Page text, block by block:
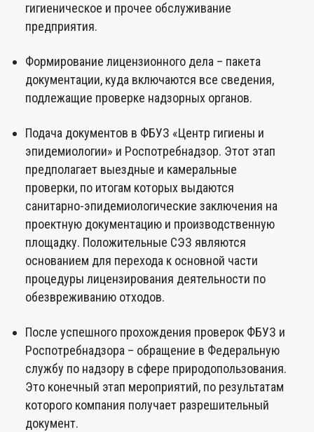
гигиеническое и прочее обслуживание
предприятия.
Формирование лицензионного дела – пакета
документации, куда включаются все сведения,
подлежащие проверке надзорных органов.
Подача документов в ФБУЗ «Центр гигиены и
эпидемиологии» и Роспотребнадзор. Этот этап
предполагает выездные и камеральные
проверки, по итогам которых выдаются
санитарно-эпидемиологические заключения на
проектную документацию и производственную
площадку. Положительные СЭЗ являются
основанием для перехода к основной части
процедуры лицензирования деятельности по
обезвреживанию отходов.
После успешного прохождения проверок ФБУЗ и
Роспотребнадзора – обращение в Федеральную
службу по надзору в сфере природопользования.
Это конечный этап мероприятий, по результатам
которого компания получает разрешительный
документ.